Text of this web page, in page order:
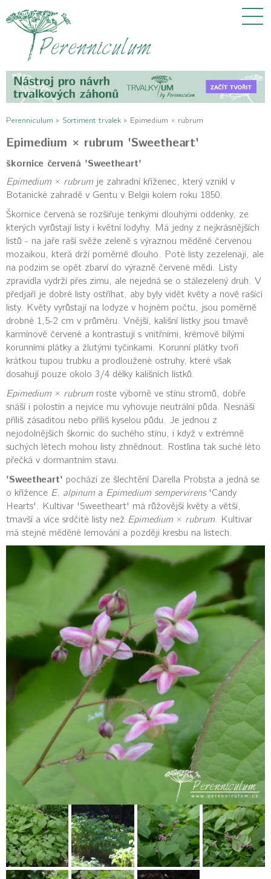
Perenniculum » Sortiment trvalek » Epimedium × rubrum
Epimedium × rubrum 'Sweetheart'
škornice červená 'Sweetheart'
Epimedium × rubrum je zahradní kříženec, který vznikl v
Botanické zahradě v Gentu v Belgii kolem roku 1850.
Škornice červená se rozšiřuje tenkými dlouhými oddenky, ze
kterých vyrůstají listy i květní lodyhy. Má jedny z nejkrásnějších
listů - na jaře raší svěže zeleně s výraznou měděně červenou
mozaikou, která drží poměrně dlouho. Poté listy zezelenají, ale
na podzim se opět zbarví do výrazně červené mědi. Listy
zpravidla vydrží přes zimu, ale nejedná se o stálezelený druh. V
předjaří je dobré listy ostříhat, aby byly vidět květy a nově rašící
listy. Květy vyrůstají na lodyze v hojném počtu, jsou poměrně
drobné 1,5-2 cm v průměru. Vnější, kališní lístky jsou tmavě
karmínově červené a kontrastují s vnitřními, krémově bílými
korunními plátky a žlutými tyčinkami. Korunní plátky tvoří
krátkou tupou trubku a prodloužené ostruhy, které však
dosahují pouze okolo 3/4 délky kališních lístků.
Epimedium × rubrum roste výborně ve stínu stromů, dobře
snáší i polostín a nejvíce mu vyhovuje neutrální půda. Nesnáší
příliš zásaditou nebo příliš kyselou půdu. Je jednou z
nejodolnějších škornic do suchého stínu, i když v extrémně
suchých létech mohou listy zhnědnout. Rostlina tak suché léto
přečká v dormantním stavu.
'Sweetheart' pochází ze šlechtění Darella Probsta a jedná se
o křížence E. alpinum a Epimedium sempervirens'Candy
Hearts'. Kultivar 'Sweetheart' má růžovější květy a větší,
tmavší a více srdčité listy než Epimedium × rubrum. Kultivar
má stejné měděné lemování a později kresbu na listech.